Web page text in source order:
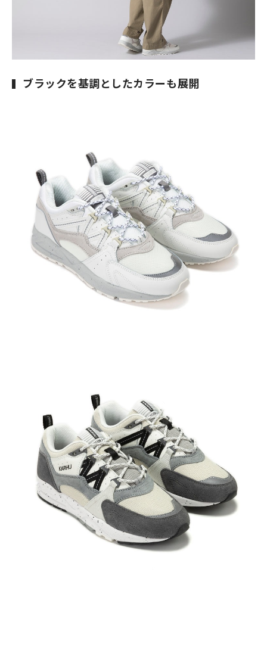
ブラックを基調としたカラーも展開